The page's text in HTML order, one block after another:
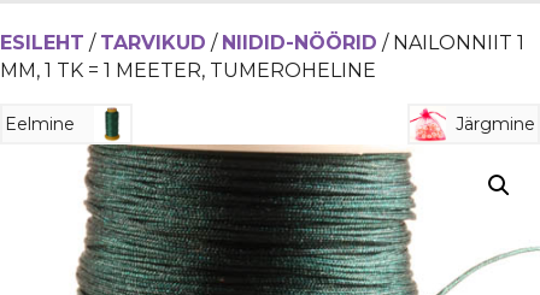
ESILEHT / TARVIKUD / NIIDID-NÖÖRID / NAILONNIIT 1
MM, 1 TK = 1 MEETER, TUMEROHELINE
Eelmine Järgmine